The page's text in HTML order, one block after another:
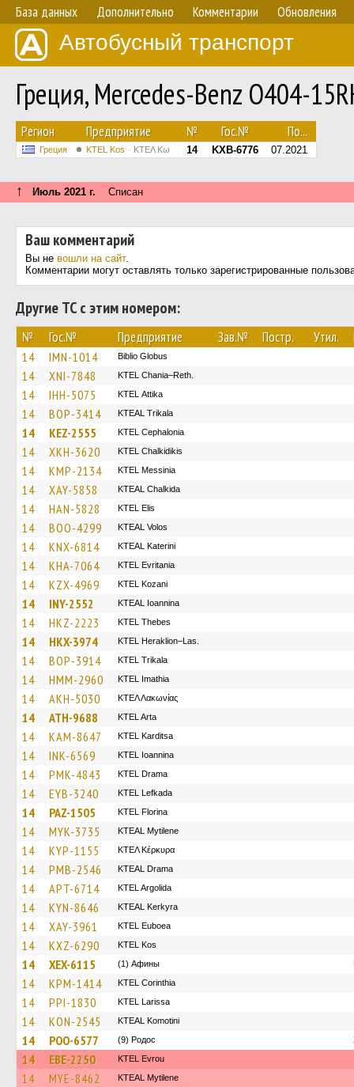
База данных Дополнительно Комментарии Обновления
Автобусный транспорт
Греция, Mercedes-Benz O404-
Регион Предприятие № Гос.№ По...
Греция KTEL Kos ΚΤΕΛ Κω 14 KXB-6776 07.2021
↑ Июль 2021 г. Списан
Ваш комментарий
Вы не вошли на сайт.
Комментарии могут оставлять только зарегистрированные
Другие ТС с этим номером:
№ Гос.№ Предприятие Зав.№ Постр. Утил.
14 IMN-1014 Biblio Globus
14 XNI-7848 KTEL Chania–Reth.
14 IHH-5075 KΤΕL Αttika
14 BOP-3414 KTEAL Trikala
14 KEZ-2555 KTEL Cephalonia
14 XKH-3620 ΚΤΕL Chalkidikis
14 KMP-2134 KTEL Messinia
14 XAY-5858 KTEAL Chalkida
14 HAN-5828 KTEL Elis
14 BOO-4299 KTEAL Volos
14 KNX-6814 KTEAL Katerini
14 KHA-7064 ΚΤΕL Evritania
14 KZX-4969 ΚΤΕL Kozani
14 INY-2552 KTEAL Ioannina
14 HKZ-2223 KTEL Thebes
14 HKX-3974 KTEL Heraklion–Las.
14 BOP-3914 ΚΤΕL Τrikala
14 HMM-2960 KTEL Imathia
14 AKH-5030 ΚΤΕΛ Λακωνίας
14 ATH-9688 KTEL Arta
14 KAM-8647 ΚΤΕL Karditsa
14 INK-6569 KTEL Ioannina
14 PMK-4843 KTEL Drama
14 EYB-3240 KTEL Lefkada
14 PAZ-1505 KTEL Florina
14 MYK-3735 KTEAL Mytilene
14 KYP-1155 ΚΤΕΛ Κέρκυρα
14 PMB-2546 KTEAL Drama
14 APT-6714 KTEL Argolida
14 KYN-8646 KTEAL Kerkyra
14 XAY-3961 ΚΤΕL Euboea
14 KXZ-6290 KTEL Kos
14 XEX-6115 (1) Афины
14 KPM-1414 KTEL Corinthia
14 PPI-1830 KTEL Larissa
14 KON-2545 KTEAL Komotini
14 POO-6577 (9) Родос
14 EBE-2250 KTEL Evrou
14 MYE-8462 KTEAL Mytilene